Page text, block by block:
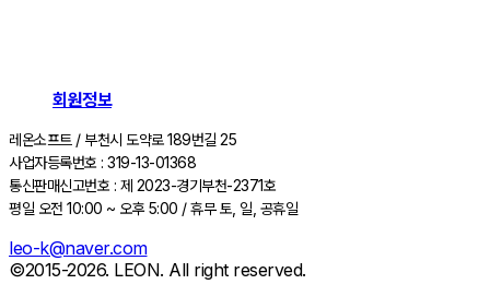
회원정보
레온소프트 / 부천시 도약로 189번길 25
사업자등록번호 : 319-13-01368
통신판매신고번호 : 제 2023-경기부천-2371호
평일 오전 10:00 ~ 오후 5:00 / 휴무 토, 일, 공휴일
leo-k@naver.com
©2015-2026. LEON. All right reserved.